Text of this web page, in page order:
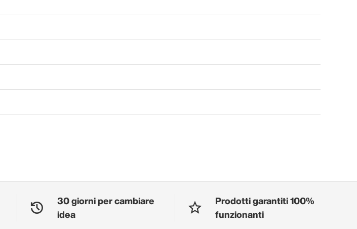
30 giorni per cambiare
idea
Prodotti garantiti 100%
funzionanti